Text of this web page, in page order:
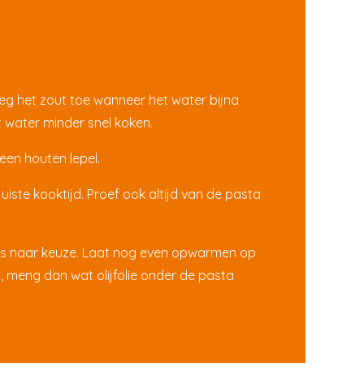
het zout toe wanneer het water bijna
minder snel koken.
houten lepel.
kooktijd. Proef ook altijd van de pasta
naar keuze. Laat nog even opwarmen op
meng dan wat olijfolie onder de pasta